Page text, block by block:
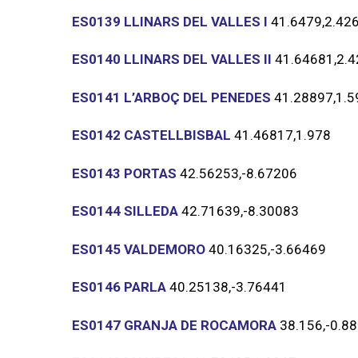
ES0139 LLINARS DEL VALLES I 41.6479,
ES0140 LLINARS DEL VALLES II 41.64681,
ES0141 L’ARBOÇ DEL PENEDES 41.28897,
ES0142 CASTELLBISBAL 41.46817,1 .978
ES0143 PORTAS 42.56253,-8.67206
ES0144 SILLEDA 42.71639,-8.30083
ES0145 VALDEMORO 40.16325,-3.66469
ES0146 PARLA 40.25138,-3.76441
ES0147 GRANJA DE ROCAMORA 38.156,-